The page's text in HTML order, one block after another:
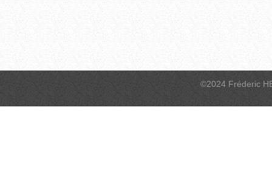
©2024 Fréderic